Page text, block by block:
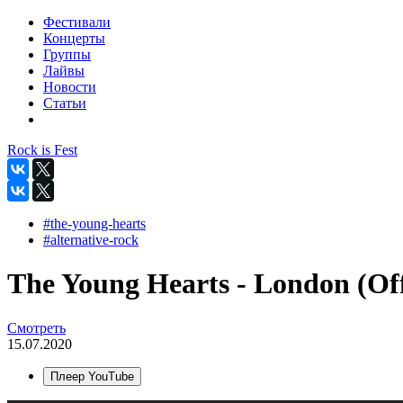
Фестивали
Концерты
Группы
Лайвы
Новости
Статьи
Rock is Fest
#the-young-hearts
#alternative-rock
The Young Hearts - London
Смотреть
15.07.2020
Плеер YouTube